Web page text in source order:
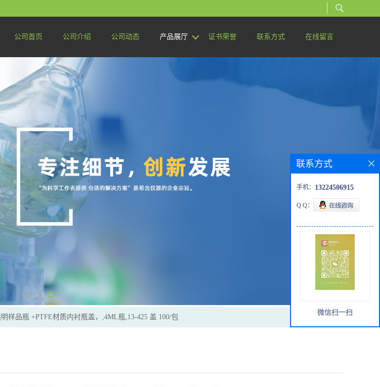
公司首页 公司介绍 公司动态 产品展厅 证书荣誉 联系方式 在线留言
样品瓶 +PTFE材质内衬瓶盖，,4ML瓶,13-425 盖 100/包
联系方式
手机： 13224506915
Q Q：
微信扫一扫